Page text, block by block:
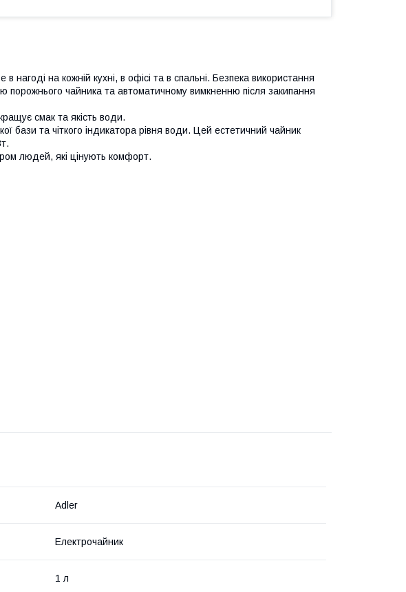
в нагоді на кожній кухні, в офісі та в спальні. Безпека використання
порожнього чайника та автоматичному вимкненню після закипання
смак та якість води.
бази та чіткого індикатора рівня води. Цей естетичний чайник
людей, які цінують комфорт.
Adler
Електрочайник
1 л